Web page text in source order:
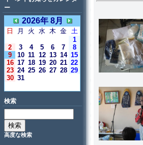
ー
2026年 8月
日 月 火 水 木 金 土
1
2
3 4 5 6 7
8
9
10 11 12 13 14 15
16 17 18 19 20 21 22
23 24 25 26 27 28 29
30 31
検索
高度な検索